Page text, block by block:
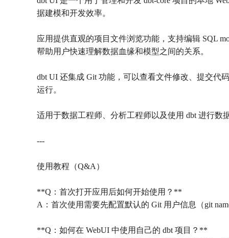
据建模和开发效率。
应用提供直观的项目文件浏览功能，支持编辑 SQL
帮助用户快速理解数据血缘和模型之间的关系。
dbt UI 还集成 Git 功能，可以查看文件修改、提交代
运行。
适用于数据工程师、分析工程师以及使用 dbt 进行数
---
使用教程（Q&A）
**Q：首次打开应用后如何开始使用？**
A：首次使用需要先配置默认的 Git 用户信息（git
**Q：如何在 WebUI 中使用自己的 dbt 项目？**